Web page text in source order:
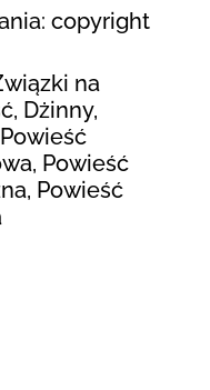
copyright
na
Dżinny,
Powieść
Powieść